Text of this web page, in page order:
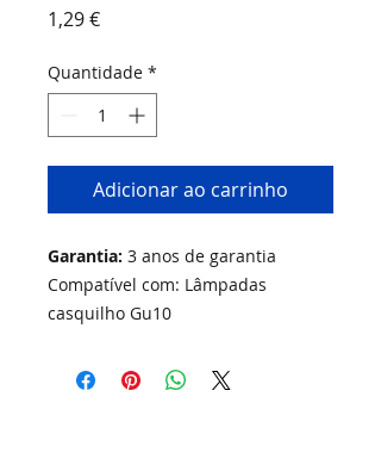
1,29 €Preço
Quantidade *
Adicionar ao carrinho
Garantia: 3 anos de garantia
Compatível com: Lâmpadas
casquilho Gu10